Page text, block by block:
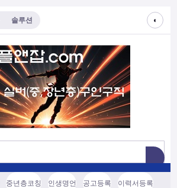
솔루션 ◐
중년층코칭 인생명언 공고등록 이력서등록
롱라이프포토
[모집/안내] 스마트폰 하나로 시작하는 …